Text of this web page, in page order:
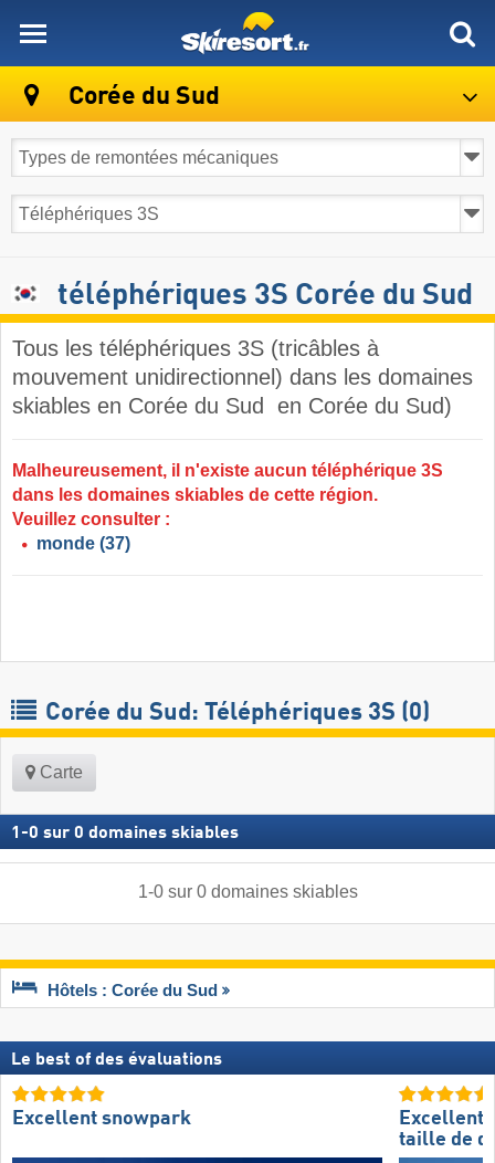
Corée du Sud
téléphériques 3S Corée du Sud
Tous les téléphériques 3S (tricâbles à
mouvement unidirectionnel) dans les domaines
skiables en Corée du Sud ​ en Corée du Sud)
Malheureusement, il n'existe aucun téléphérique 3S
dans les domaines skiables de cette région.
Veuillez consulter :
monde (37)
Corée du Sud: Téléphériques 3S (0)
Carte
1 -0 sur 0 domaines skiables
1-0sur 0 domaines skiables
Hôtels : Corée du Sud
Le best of des évaluations
Excellent snowpark
Excellente
taille de